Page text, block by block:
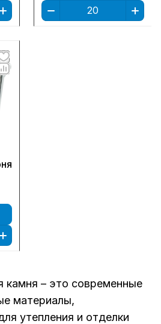
камня – это современные
материалы,
утепления и отделки